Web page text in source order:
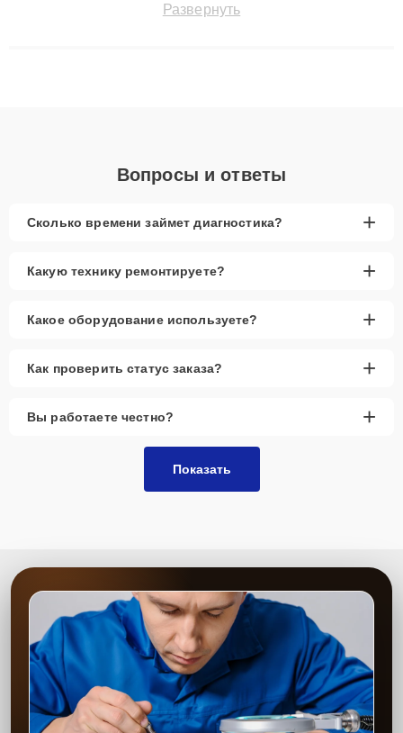
технику с сохранением гарантии до 3 лет. Наши мастера
Развернуть
Вопросы и ответы
Сколько времени займет диагностика? +
Какую технику ремонтируете? +
Какое оборудование используете? +
Как проверить статус заказа? +
Вы работаете честно? +
Показать